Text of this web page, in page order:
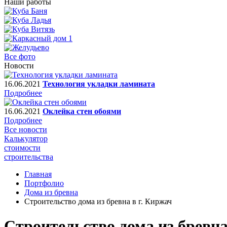
Наши работы
Все фото
Новости
16.06.2021 Технология укладки ламината
Подробнее
16.06.2021 Оклейка стен обоями
Подробнее
Все новости
Калькулятор
стоимости
строительства
Главная
Портфолио
Дома из бревна
Строительство дома из бревна в г. Киржач